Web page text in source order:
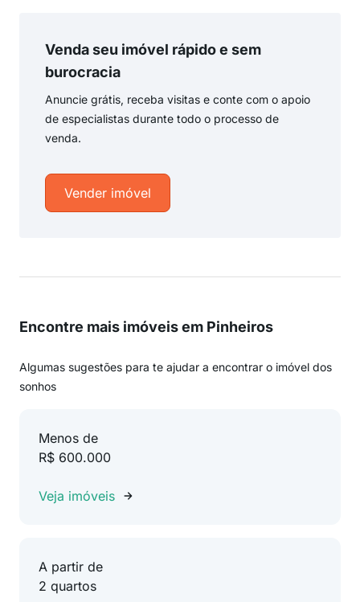
Venda seu imóvel rápido e sem
burocracia
Anuncie grátis, receba visitas e conte com o apoio
de especialistas durante todo o processo de
venda.
Vender imóvel
Encontre mais imóveis em Pinheiros
Algumas sugestões para te ajudar a encontrar o imóvel dos
sonhos
Menos de
R$ 600.000
Veja imóveis
A partir de
2 quartos